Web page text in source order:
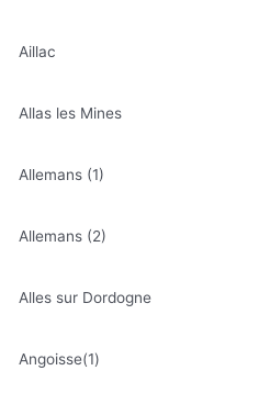
Aillac
Allas les Mines
Allemans (1)
Allemans (2)
Alles sur Dordogne
Angoisse(1)